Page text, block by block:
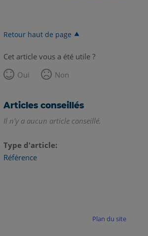
Retour haut de page
Cet article vous a été utile ?
Oui
Non
Articles conseillés
Il n'y a aucun article conseillé.
Type d'article
Référence
Plan du site